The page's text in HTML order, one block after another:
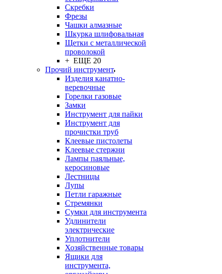
Скребки
Фрезы
Чашки алмазные
Шкурка шлифовальная
Щетки с металлической
проволокой
+ ЕЩЕ 20
Прочий инструмент
Изделия канатно-
веревочные
Горелки газовые
Замки
Инструмент для пайки
Инструмент для
прочистки труб
Клеевые пистолеты
Клеевые стержни
Лампы паяльные,
керосиновые
Лестницы
Лупы
Петли гаражные
Стремянки
Сумки для инструмента
Удлинители
электрические
Уплотнители
Хозяйственные товары
Ящики для
инструмента,